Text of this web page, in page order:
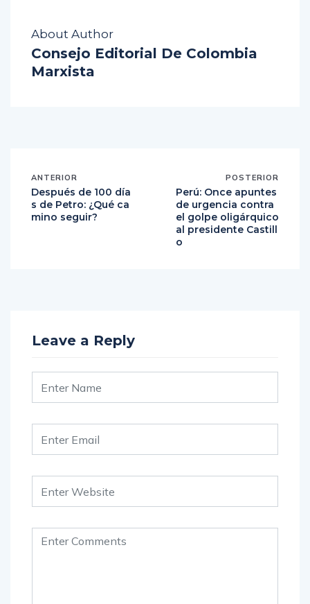
About Author
Consejo Editorial De Colombia
Marxista
ANTERIOR
Después de 100 día
s de Petro: ¿Qué ca
mino seguir?
POSTERIOR
Perú: Once apuntes
de urgencia contra
el golpe oligárquico
al presidente Castill
o
Leave a Reply